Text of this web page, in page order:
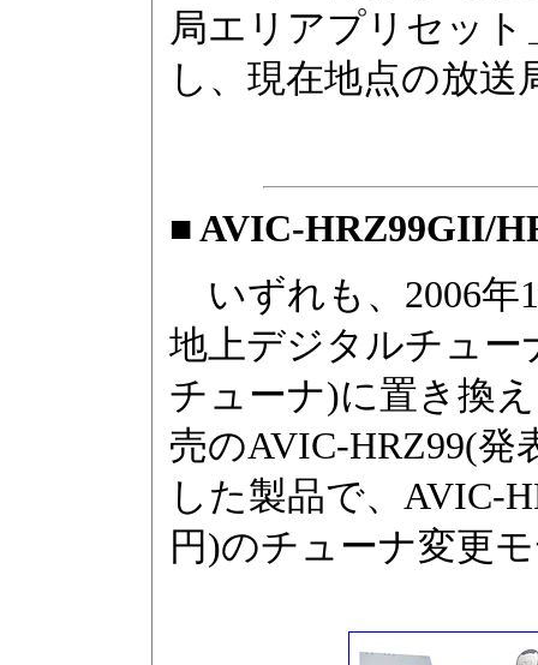
局エリアプリセッ
し、現在地点の放
■ AVIC-HRZ99GII/
いずれも、2006年
地上デジタルチュー
チューナ)に置き換
売のAVIC-HRZ99(発
した製品で、AVIC-
円)のチューナ変更